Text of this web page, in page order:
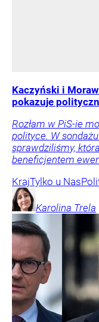
Kaczyński i
pokazuje
Rozłam w PiS-ie
polityce. W
sprawdziliśmy,
beneficjentem
KrajTylko u Nas
Karolina Trela